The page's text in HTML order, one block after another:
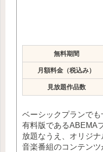
無料期間
月額料金（税込み）
見放題作品数
ベーシックプランでも
有料版であるABEMA
放題なうえ、オリジ
音楽番組のコンテン